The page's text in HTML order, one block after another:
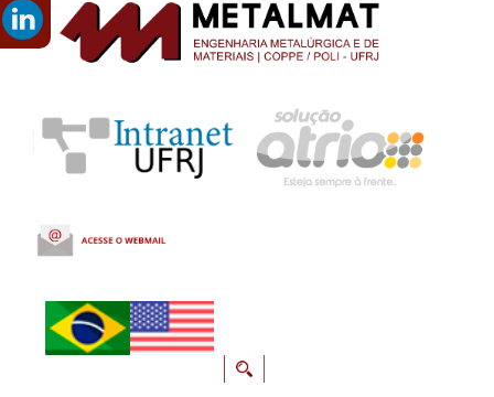
CONTEÚDO